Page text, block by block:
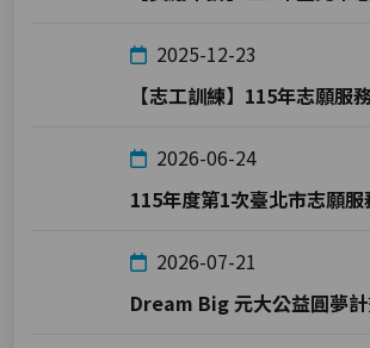
2025-12-23
2026-06-24
2026-07-21
Dream Big 元大公益圓夢